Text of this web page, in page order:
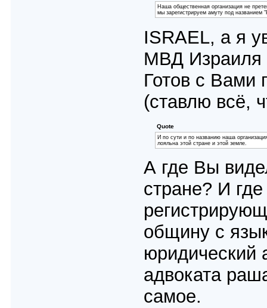
Наша общественная организация не
мы зарегистрируем амуту под
ISRAEL, а я
МВД Израиля
Готов с Вами
(ставлю всё,
Quote
И по сути и по названию наша
лояльна этой стране и этой земле.
А где Вы
стране? И
общину с
юридический
адвоката
самое.